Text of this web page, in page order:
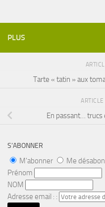
PLUS
Tarte « tatin » aux
En passant…
S’ABONNER
M'abonner
Me
Prénom
NOM
Adresse email : :